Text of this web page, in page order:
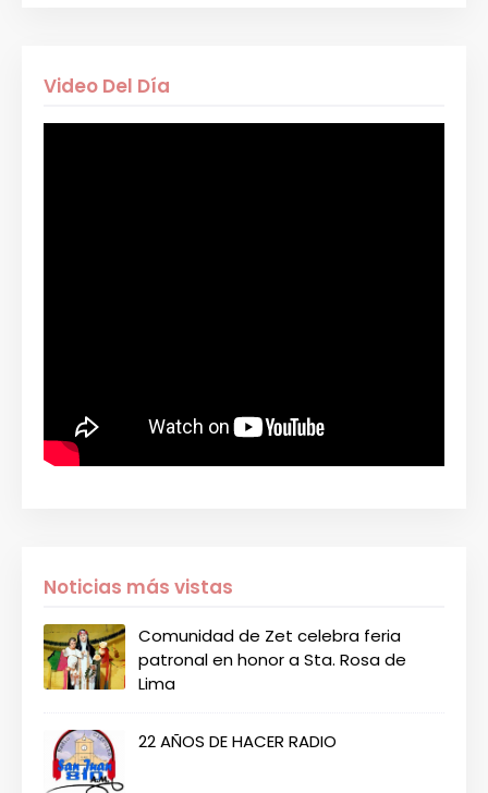
Video Del Día
Noticias más vistas
Comunidad de Zet celebra feria
patronal en honor a Sta. Rosa de
Lima
22 AÑOS DE HACER RADIO